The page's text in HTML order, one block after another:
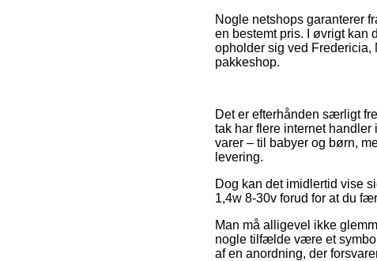
Nogle netshops garanterer
en bestemt pris. I øvrigt kan
opholder sig ved
pakkeshop.
Det er efterhånden særligt
tak har flere internet
varer – til babyer og børn,
levering.
Dog kan det imidlertid vise
1,4w 8-30v forud for at du
Man må alligevel ikke
nogle tilfælde være et
af en anordning, der